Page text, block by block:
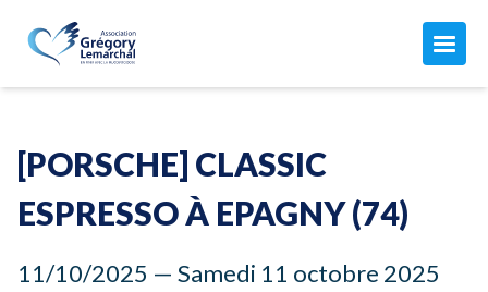
Maison Grégory Lemarchal
Mon compte
L'association
Le combat de Grégory
Notre équipe
LA MUCOVISCIDOSE
Qu'est-ce que c'est ?
Les soins
[PORSCHE] CLASSIC
ESPRESSO À EPAGNY (74)
11/10/2025 — Samedi 11 octobre 2025